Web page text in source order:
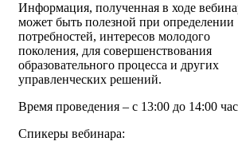
Информация, полученная в ходе
может быть полезной при определении
потребностей, интересов молодого
поколения, для совершенствования
образовательного процесса и других
управленческих решений.
Время проведения – с 13:00 до 14:00
Спикеры вебинара: